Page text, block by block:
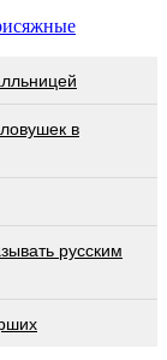
в
русским